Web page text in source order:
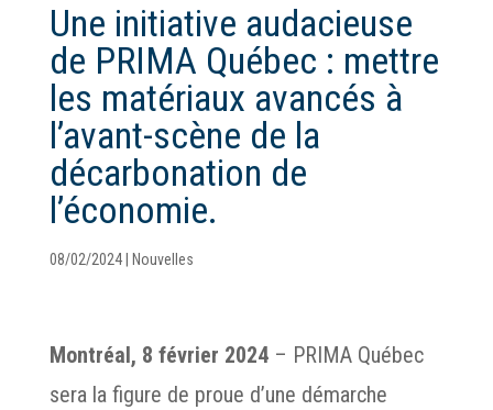
Une initiative audacieuse
de PRIMA Québec : mettre
les matériaux avancés à
l’avant-scène de la
décarbonation de
l’économie.
08/02/2024| Nouvelles
Montréal, 8 février 2024– PRIMA Québec
sera la figure de proue d’une démarche